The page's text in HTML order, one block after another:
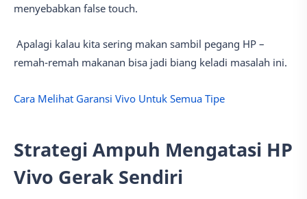
menyebabkan false touch.
Apalagi kalau kita sering makan sambil pegang HP –
remah-remah makanan bisa jadi biang keladi masalah ini.
Cara Melihat Garansi Vivo Untuk Semua Tipe
Strategi Ampuh Mengatasi HP
Vivo Gerak Sendiri